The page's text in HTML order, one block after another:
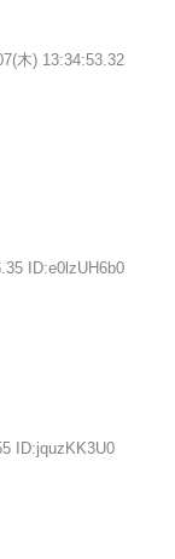
木) 13:34:53.32
ID:e0lzUH6b0
ID:jquzKK3U0